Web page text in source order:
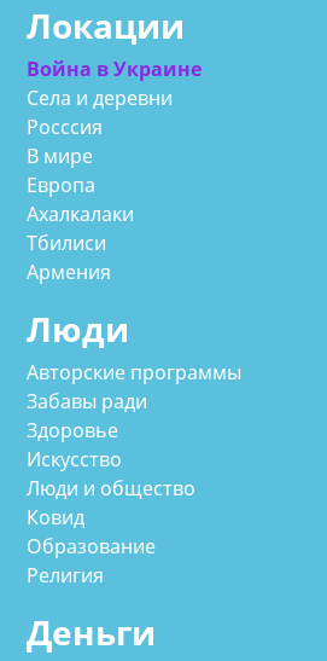
Локации
Война в Украине
Села и деревни
Росссия
В мире
Европа
Ахалкалаки
Тбилиси
Армения
Люди
Авторские программы
Забавы ради
Здоровье
Искусство
Люди и общество
Ковид
Образование
Религия
Деньги